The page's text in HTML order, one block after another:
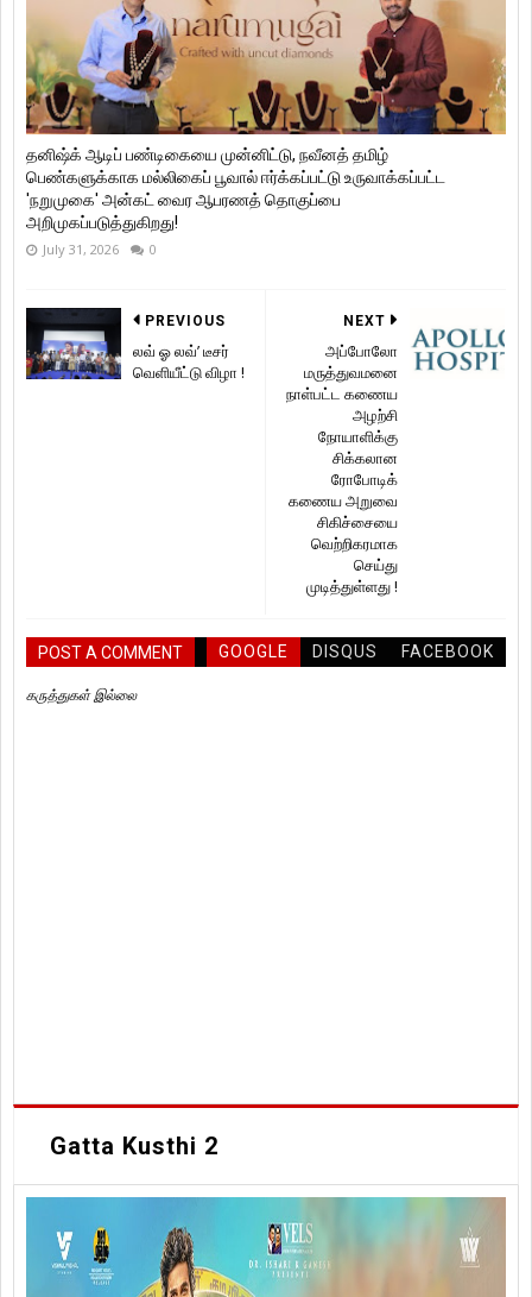
தனிஷ்க் ஆடிப் பண்டிகையை முன்னிட்டு, நவீனத் தமிழ்
பெண்களுக்காக மல்லிகைப் பூவால் ஈர்க்கப்பட்டு உருவாக்கப்பட்ட
'நறுமுகை' அன்கட் வைர ஆபரணத் தொகுப்பை
அறிமுகப்படுத்துகிறது!
July 31, 2026 0
NEXT
அப்போலோ
மருத்துவமனை
நாள்பட்ட கணைய
அழற்சி
நோயாளிக்கு
சிக்கலான
ரோபோடிக்
கணைய அறுவை
சிகிச்சையை
வெற்றிகரமாக
செய்து
முடித்துள்ளது !
PREVIOUS
லவ் ஓ லவ்’ டீசர்
வெளியீட்டு விழா !
POST A COMMENT GOOGLE DISQUS FACEBOOK
கருத்துகள் இல்லை
Gatta Kusthi 2